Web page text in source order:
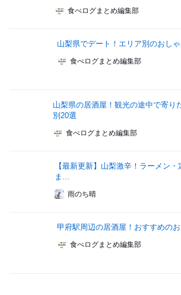
食べログまとめ編集部
山梨県でデート！エリア別のおし
食べログまとめ編集部
山梨県の居酒屋！観光の途中で寄り
別20選
食べログまとめ編集部
【最新更新】山梨激辛！ラーメン
ま...
雨のち晴
甲府駅周辺の居酒屋！おすすめの
食べログまとめ編集部